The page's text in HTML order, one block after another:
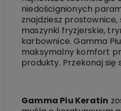
niedoścignionych
znajdziesz prostownice,
maszynki fryzjerskie,
karbownice. Gamma
maksymalny komfort
produkty. Przekonaj się
Gamma Piu Keratin